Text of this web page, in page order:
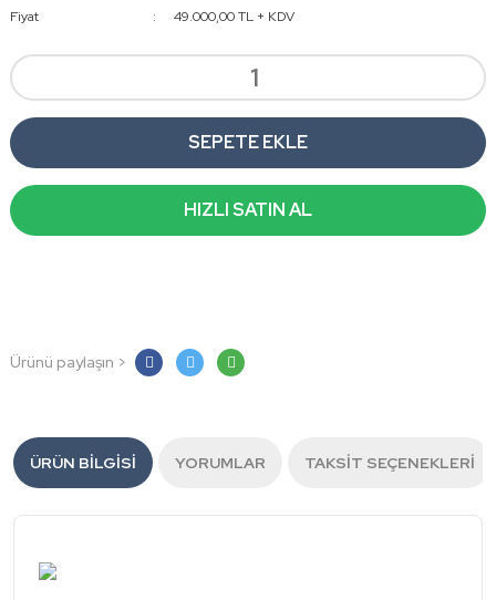
Fiyat
49.000,00 TL + KDV
SEPETE EKLE
HIZLI SATIN AL
Ürünü paylaşın >
ÜRÜN BILGISI YORUMLAR TAKSIT SEÇENEKLERI